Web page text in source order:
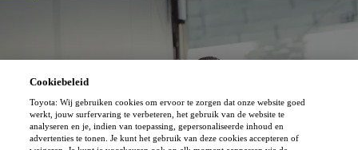
Cookiebeleid
Toyota: Wij gebruiken cookies om ervoor te zorgen dat onze website goed
werkt, jouw surfervaring te verbeteren, het gebruik van de website te
analyseren en je, indien van toepassing, gepersonaliseerde inhoud en
advertenties te tonen. Je kunt het gebruik van deze cookies accepteren of